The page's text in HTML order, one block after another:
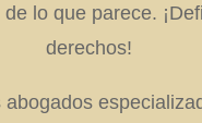
lo que parece.
derechos!
abogados